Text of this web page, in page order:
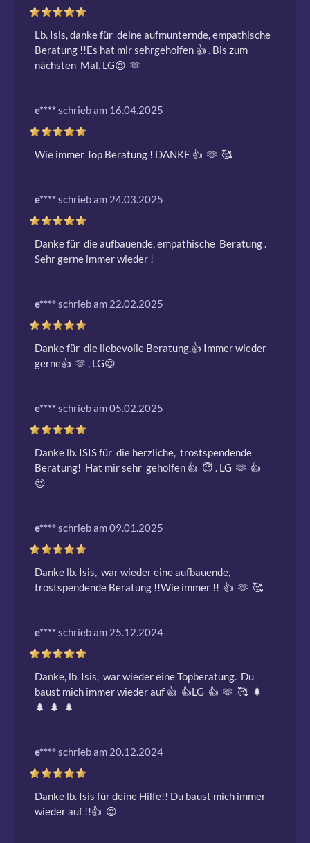
Lb. Isis, danke für  deine aufmunternde, empathische
Beratung !!Es hat mir sehrgeholfen 👍 . Bis zum
nächsten  Mal. LG😍  🫶
e****schrieb am 16.04.2025
Wie immer Top Beratung ! DANKE 👍  🫶  🥰
e****schrieb am 24.03.2025
Danke für  die aufbauende, empathische  Beratung .
e****schrieb am 22.02.2025
Danke für  die liebevolle Beratung,👍 Immer wieder
gerne👍  🫶 , LG😍
e****schrieb am 05.02.2025
Danke lb. ISIS für  die herzliche,  trostspendende
Beratung!  Hat mir sehr  geholfen 👍  😇 . LG  🫶  👍
😍
e****schrieb am 09.01.2025
Danke lb. Isis,  war wieder eine aufbauende,
trostspendende Beratung !!Wie immer !!  👍  🫶  🥰
e****schrieb am 25.12.2024
Danke, lb. Isis,  war wieder eine Topberatung.  Du
baust mich immer wieder auf 👍  👍LG  👍  🫶  🥰  🌲
🌲  🌲  🌲
e****schrieb am 20.12.2024
Danke lb. Isis für deine Hilfe!! Du baust mich immer
wieder auf !!👍  😍